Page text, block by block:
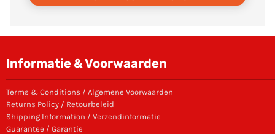
Informatie & Voorwaarden
Terms & Conditions / Algemene Voorwaarden
Returns Policy / Retourbeleid
Shipping Information / Verzendinformatie
Guarantee / Garantie